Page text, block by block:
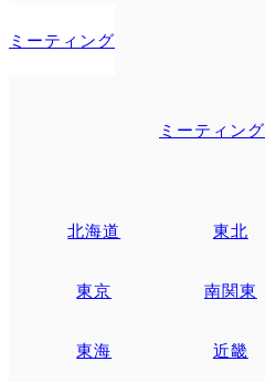
ミーティング
ミーティン
北海道 東北
東京 南関東
東海 近畿